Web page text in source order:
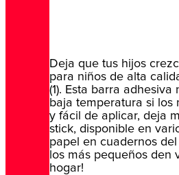
Deja que tus hijos
para niños de alta
(1). Esta barra
baja temperatura si los
y fácil de aplicar, deja
stick, disponible en
papel en cuadernos
los más pequeños den
hogar!